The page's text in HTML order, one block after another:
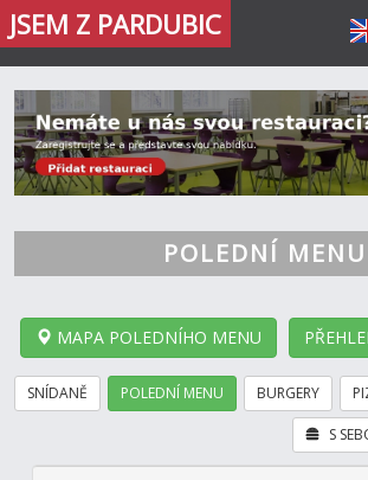
JSEM Z PARDUBIC
POLEDNÍ MENU
MAPA POLEDNÍHO MENU
SNÍDANĚ POLEDNÍ MENU BURGERY
S